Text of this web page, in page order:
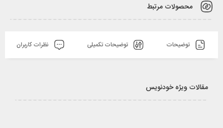
محصولات مرتبط
توضیحات توضیحات تکمیلی نظرات کاربران
مقالات ویژه خودنویس